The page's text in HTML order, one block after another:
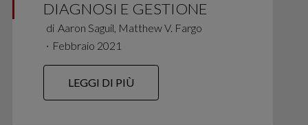
DIAGNOSI E GESTIONE
di Aaron Saguil, Matthew V. Fargo
∙ Febbraio 2021
LEGGI DI PIÙ